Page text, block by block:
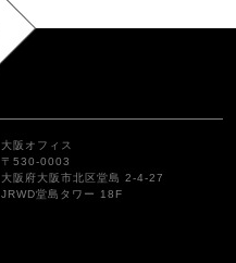
大阪オフィス
〒530-0003
大阪府大阪市北区堂島 2-4-27
JRWD堂島タワー 18F